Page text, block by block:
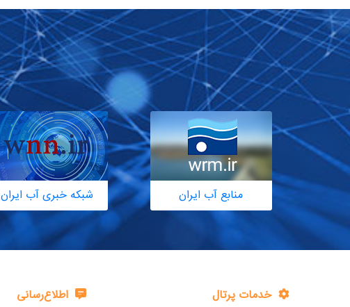
منابع آب ایران شبکه خبری آب ایران
خدمات پرتال اطلاع‌رسانی